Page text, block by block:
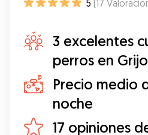
5 (17
3 excelentes
perros en
Precio medio
noche
17 opiniones